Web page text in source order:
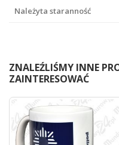
Należyta staranność
ZNALEŹLIŚMY INNE
ZAINTERESOWAĆ